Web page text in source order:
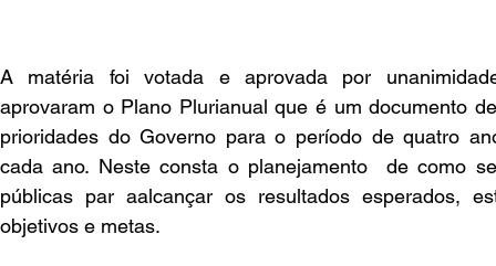
A matéria foi votada e aprovada por
aprovaram o Plano Plurianual que é um documento
prioridades do Governo para o período de quatro
cada ano. Neste consta o planejamento  de como
públicas par aalcançar os resultados esperados,
objetivos e metas.